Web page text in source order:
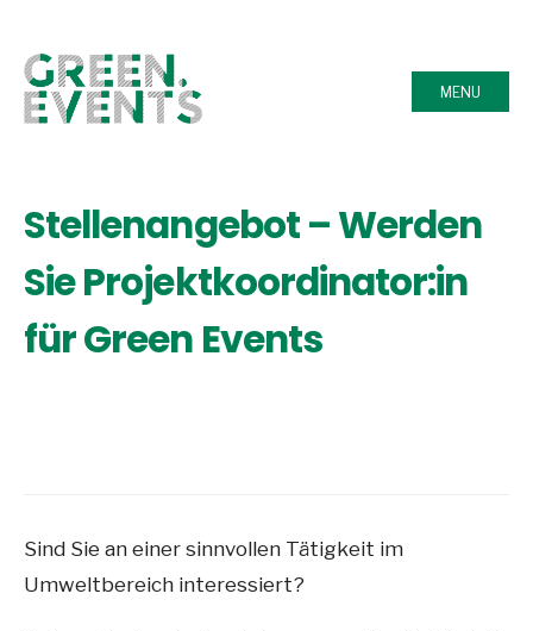
MENU
Stellenangebot – Werden
Sie Projektkoordinator:in
für Green Events
Sind Sie an einer sinnvollen Tätigkeit im
Umweltbereich interessiert?